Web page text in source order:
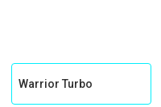
Warrior Turbo